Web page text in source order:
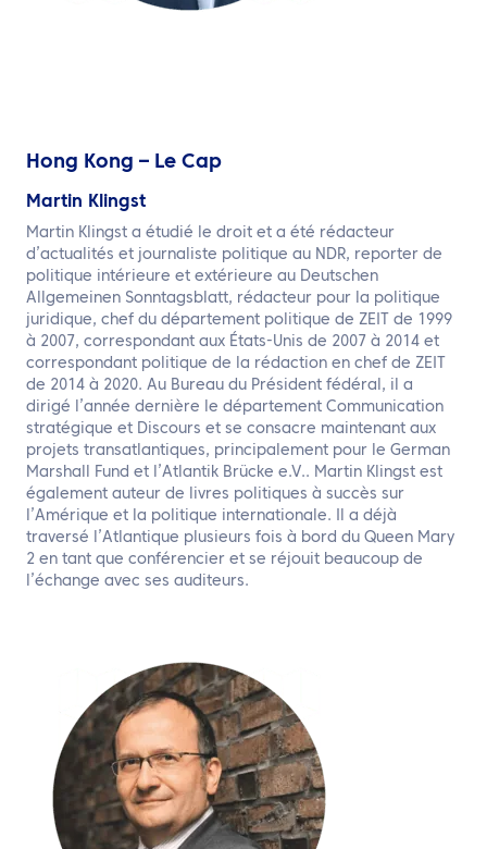
Hong Kong – Le Cap
Martin Klingst
Martin Klingst a étudié le droit et a été rédacteur
d’actualités et journaliste politique au NDR, reporter de
politique intérieure et extérieure au Deutschen
Allgemeinen Sonntagsblatt, rédacteur pour la politique
juridique, chef du département politique de ZEIT de 1999
à 2007, correspondant aux États-Unis de 2007 à 2014 et
correspondant politique de la rédaction en chef de ZEIT
de 2014 à 2020. Au Bureau du Président fédéral, il a
dirigé l’année dernière le département Communication
stratégique et Discours et se consacre maintenant aux
projets transatlantiques, principalement pour le German
Marshall Fund et l’Atlantik Brücke e.V.. Martin Klingst est
également auteur de livres politiques à succès sur
l’Amérique et la politique internationale. Il a déjà
traversé l’Atlantique plusieurs fois à bord du Queen Mary
2 en tant que conférencier et se réjouit beaucoup de
l’échange avec ses auditeurs.